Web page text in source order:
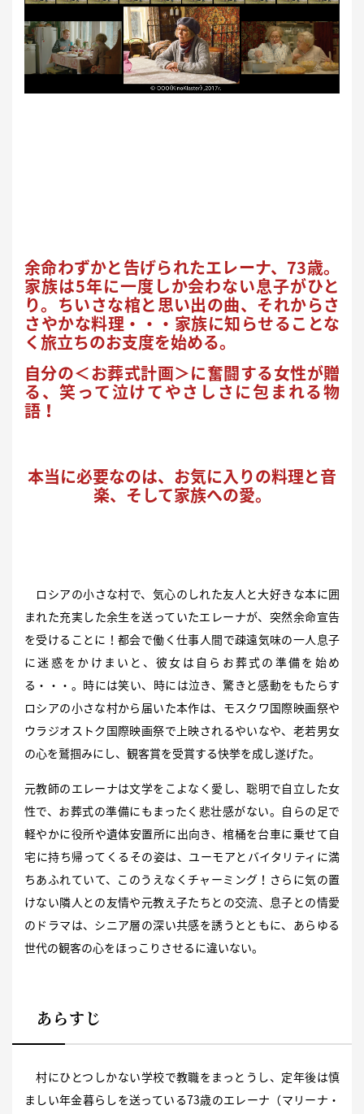
余命わずかと告げられたエレーナ、73歳。
家族は5年に一度しか会わない息子がひと
り。ちいさな棺と思い出の曲、それからさ
さやかな料理・・・家族に知らせることな
く旅立ちのお支度を始める。
自分の＜お葬式計画＞に奮闘する女性が贈
る、笑って泣けてやさしさに包まれる物
語！
本当に必要なのは、お気に入りの料理と音
楽、そして家族への愛。
ロシアの小さな村で、気心のしれた友人と大好きな本に囲
まれた充実した余生を送っていたエレーナが、突然余命宣告
を受けることに！都会で働く仕事人間で疎遠気味の一人息子
に迷惑をかけまいと、彼女は自らお葬式の準備を始め
る・・・。時には笑い、時には泣き、驚きと感動をもたらす
ロシアの小さな村から届いた本作は、モスクワ国際映画祭や
ウラジオストク国際映画祭で上映されるやいなや、老若男女
の心を鷲掴みにし、観客賞を受賞する快挙を成し遂げた。
元教師のエレーナは文学をこよなく愛し、聡明で自立した女
性で、お葬式の準備にもまったく悲壮感がない。自らの足で
軽やかに役所や遺体安置所に出向き、棺桶を台車に乗せて自
宅に持ち帰ってくるその姿は、ユーモアとバイタリティに満
ちあふれていて、このうえなくチャーミング！さらに気の置
けない隣人との友情や元教え子たちとの交流、息子との情愛
のドラマは、シニア層の深い共感を誘うとともに、あらゆる
世代の観客の心をほっこりさせるに違いない。
あらすじ
村にひとつしかない学校で教職をまっとうし、定年後は慎
ましい年金暮らしを送っている73歳のエレーナ（マリーナ・